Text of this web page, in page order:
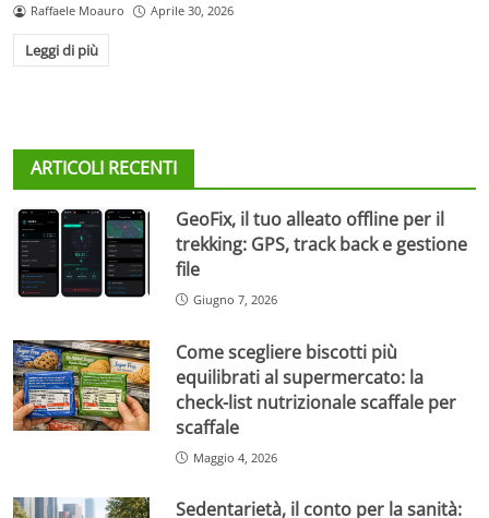
Raffaele Moauro Aprile 30, 2026
Leggi di più
ARTICOLI RECENTI
GeoFix, il tuo alleato offline per il
trekking: GPS, track back e gestione
file
Giugno 7, 2026
Come scegliere biscotti più
equilibrati al supermercato: la
check-list nutrizionale scaffale per
scaffale
Maggio 4, 2026
Sedentarietà, il conto per la sanità: